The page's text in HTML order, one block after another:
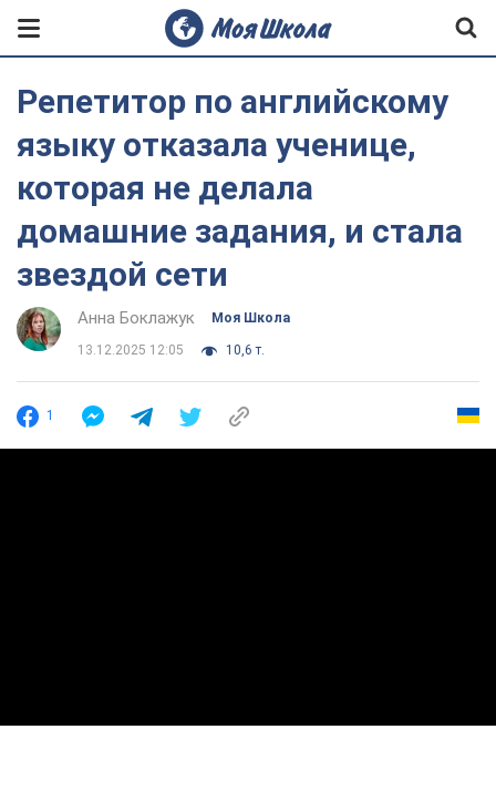
Репетитор по английскому
языку отказала ученице,
которая не делала
домашние задания, и стала
звездой сети
Анна Боклажук Моя Школа
13.12.2025 12:05 10,6 т.
1